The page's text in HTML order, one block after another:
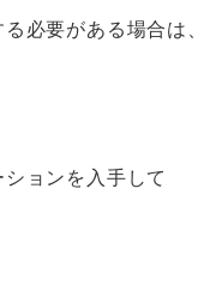
必要がある場合は、
ョンを入手して